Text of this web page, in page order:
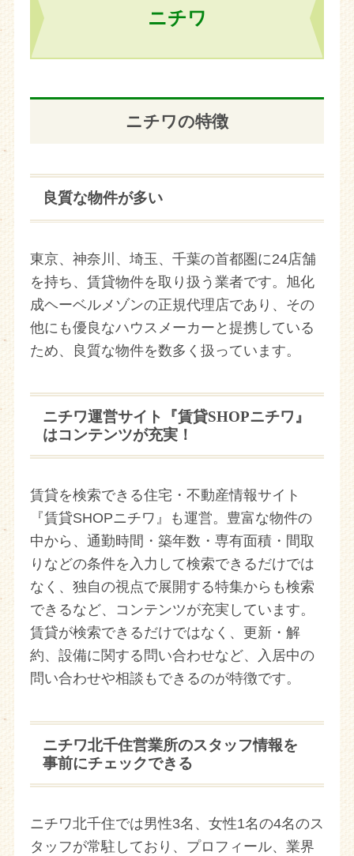
ニチワ
ニチワの特徴
良質な物件が多い
東京、神奈川、埼玉、千葉の首都圏に24店舗
を持ち、賃貸物件を取り扱う業者です。旭化
成ヘーベルメゾンの正規代理店であり、その
他にも優良なハウスメーカーと提携している
ため、良質な物件を数多く扱っています。
ニチワ運営サイト『賃貸SHOPニチワ』
はコンテンツが充実！
賃貸を検索できる住宅・不動産情報サイト
『賃貸SHOPニチワ』も運営。豊富な物件の
中から、通勤時間・築年数・専有面積・間取
りなどの条件を入力して検索できるだけでは
なく、独自の視点で展開する特集からも検索
できるなど、コンテンツが充実しています。
賃貸が検索できるだけではなく、更新・解
約、設備に関する問い合わせなど、入居中の
問い合わせや相談もできるのが特徴です。
ニチワ北千住営業所のスタッフ情報を
事前にチェックできる
ニチワ北千住では男性3名、女性1名の4名のス
タッフが常駐しており、プロフィール、業界